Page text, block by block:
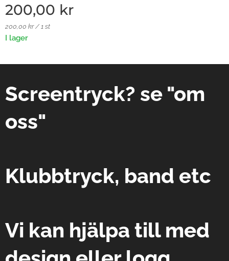
200,00 kr
200,00 kr / 1 st
I lager
Screentryck? se "om
oss"
Klubbtryck, band etc
Vi kan hjälpa till med